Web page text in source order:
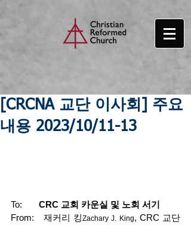
[CRCNA 교단 이사회] 주요
내용 2023/10/11-13
To: CRC 교회 카운실 및 노회 서기
From:   재커리 킹Zachary J. King, CRC 교단